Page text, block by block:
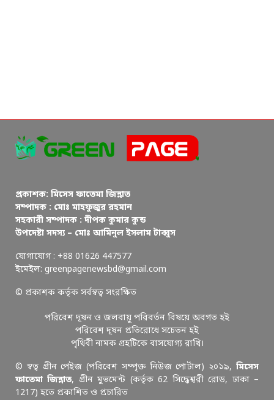
প্রকাশক: মিসেস ফাতেমা জিন্নাত
সম্পাদক : মোঃ মাহফুজুর রহমান
সহকারী সম্পাদক : দীপক কুমার কুন্ড
উপদেষ্টা সদস্য – মোঃ আমিনুল ইসলাম টাব্বুস
যোগাযোগ : +88 01626 447577
ইমেইল: greenpagenewsbd@gmail.com
© প্রকাশক কর্তৃক সর্বস্বত্ব সংরক্ষিত
পরিবেশ দূষন ও জলবায়ু পরিবর্তন বিষয়ে অবগত হই
পরিবেশ দূষন প্রতিরোধে সচেতন হই
পৃথিবী নামক গ্রহটিকে বাসযোগ্য রাখি।
© স্বত্ব গ্রীন পেইজ (পরিবেশ সম্পৃক্ত নিউজ পোর্টাল) ২০১৯, মিসেস
ফাতেমা জিন্নাত, গ্রীন মুভমেন্ট (কর্তৃক 62 সিদ্ধেশ্বরী রোড, ঢাকা –
1217) হতে প্রকাশিত ও প্রচারিত